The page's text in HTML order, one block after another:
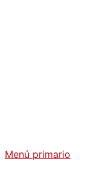
Menú primario